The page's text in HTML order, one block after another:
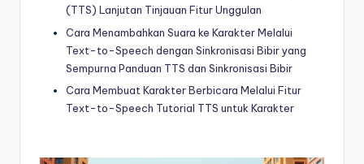
(TTS) Lanjutan Tinjauan Fitur Unggulan
Cara Menambahkan Suara ke Karakter Melalui
Text-to-Speech dengan Sinkronisasi Bibir yang
Sempurna Panduan TTS dan Sinkronisasi Bibir
Cara Membuat Karakter Berbicara Melalui Fitur
Text-to-Speech Tutorial TTS untuk Karakter